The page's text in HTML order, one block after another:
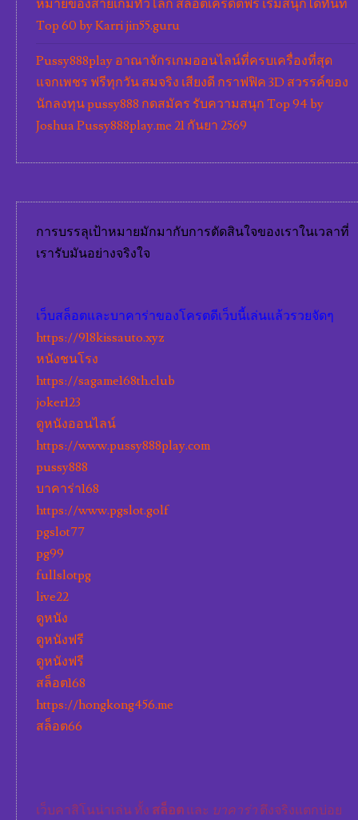
หมายของสายเกมทั่วโลก สล็อตเครดิตฟรี เริ่มสนุกได้ทันที
Top 60 by Karri jin55.guru
Pussy888play อาณาจักรเกมออนไลน์ที่ครบเครื่องที่สุด
แจกเพชร ฟรีทุกวัน สมจริง เสียงดี กราฟฟิค 3D สวรรค์ของ
นักลงทุน pussy888 กดสมัคร รับความสนุก Top 94 by
Joshua Pussy888play.me 21 กันยา 2569
การบรรลุเป้าหมายมักมากับการตัดสินใจของเราในเวลาที่
เรารับมันอย่างจริงใจ
เว็บสล็อตและบาคาร่าของโครตดีเว็บนี้เล่นแล้วรวยจัดๆ
https://918kissauto.xyz
หนังชนโรง
https://sagame168th.club
joker123
ดูหนังออนไลน์
https://www.pussy888play.com
pussy888
บาคาร่า168
https://www.pgslot.golf
pgslot77
pg99
fullslotpg
live22
ดูหนัง
ดูหนังฟรี
ดูหนังฟรี
สล็อต168
https://hongkong456.me
สล็อต66
เว็บคาสิโนน่าเล่น ทั้ง สล็อต และ บาคาร่า ตึงจริงแตกบ่อย